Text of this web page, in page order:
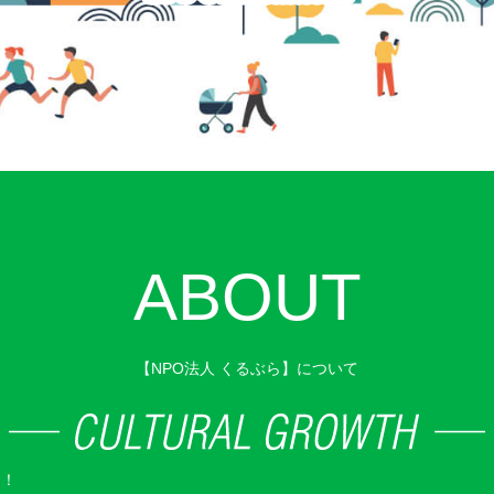
ABOUT
【NPO法人 くるぶら】について